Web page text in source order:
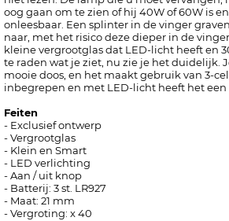
oog gaan om te zien of hij 40W of 60W is
onleesbaar. Een splinter in de vinger
naar, met het risico deze dieper in de
kleine vergrootglas dat LED-licht heeft en
te raden wat je ziet, nu zie je het duidelijk.
mooie doos, en het maakt gebruik van 3-
inbegrepen en met LED-licht heeft het
Feiten
- Exclusief ontwerp
- Vergrootglas
- Klein en Smart
- LED verlichting
- Aan / uit knop
- Batterij: 3 st. LR927
- Maat: 21 mm
- Vergroting: x 40